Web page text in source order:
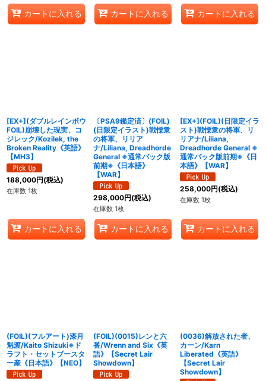
カートに入れる カートに入れる カートに入れる
[EX+](ダブルレインボウ
FOIL)崩壊した現実、コ
ジレック/Kozilek, the
Broken Reality《英語》
【MH3】
188,000円(税込)
在庫数 1枚
カートに入れる
〔PSA9鑑定済〕(FOIL)
(日限定イラスト)戦慄衆
の将軍、リリア
ナ/Liliana, Dreadhorde
General ※通常パック版
前期※《日本語》
【WAR】
298,000円(税込)
在庫数 1枚
カートに入れる
[EX+](FOIL)(日限定イラ
スト)戦慄衆の将軍、リ
リアナ/Liliana,
Dreadhorde General ※
通常パック版前期※《日
本語》【WAR】
258,000円(税込)
在庫数 1枚
カートに入れる
(FOIL)(フルアート)漆月
魁渡/Kaito Shizuki※ド
ラフト・セットブースタ
ー産《日本語》【NEO】
(FOIL)(0015)レンと六
番/Wrenn and Six《英
語》【Secret Lair
Showdown】
(0036)解放された者、
カーン/Karn
Liberated《英語》
【Secret Lair
Showdown】